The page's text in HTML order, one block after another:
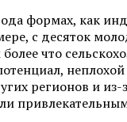
формах, как
с десяток
что
регионов и из-